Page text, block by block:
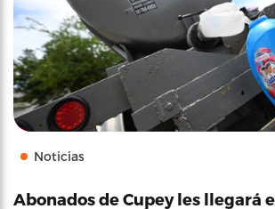
Noticias
Abonados de Cupey les llegará